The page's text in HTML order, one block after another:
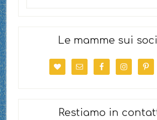
Le mamme sui
Restiamo in